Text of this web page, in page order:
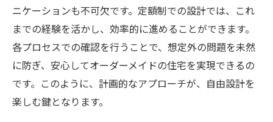
ニケーションも不可欠です。定額制での設計では、これ
までの経験を活かし、効率的に進めることができます。
各プロセスでの確認を行うことで、想定外の問題を未然
に防ぎ、安心してオーダーメイドの住宅を実現できるの
です。このように、計画的なアプローチが、自由設計を
楽しむ鍵となります。